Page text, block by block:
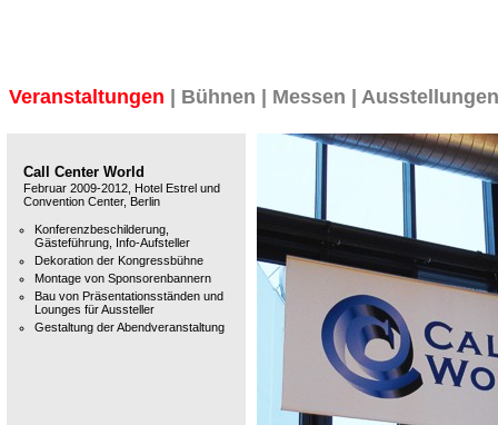
Veranstaltungen Bühnen Messen Ausstellungen
Call Center World
Februar 2009-2012, Hotel Estrel und
Convention Center, Berlin
Konferenzbeschilderung,
Gästeführung, Info-Aufsteller
Dekoration der Kongressbühne
Montage von Sponsorenbannern
Bau von Präsentationsständen und
Lounges für Aussteller
Gestaltung der Abendveranstaltung